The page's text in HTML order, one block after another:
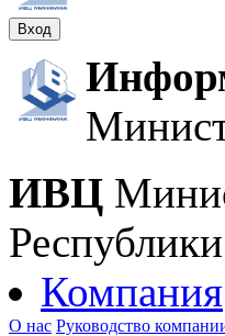
Вход
ИВЦ
Компания
О нас Руководство